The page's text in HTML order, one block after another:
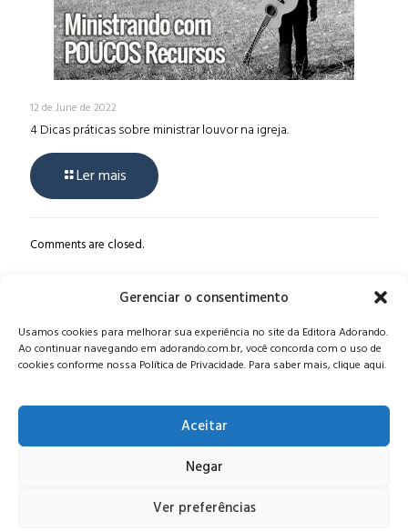
Gerenciar o consentimento
Usamos cookies para melhorar sua experiência no site da Editora Adorando.
Ao continuar navegando em adorando.com.br, você concorda com o uso de
cookies conforme nossa Política de Privacidade. Para saber mais, clique aqui.
Aceitar
Negar
Ver preferências
12 de June de 2022
4 Dicas práticas sobre ministrar louvor na igreja.
Ler mais
Comments are closed.
Alameda Oscar Niemeyer, 1033 – 7º Andar - Portaria 04, Vila da
Serra - Nova Lima/MG, CEP: 34006-065 - MG
CONTATO:editora@adorando.com.br
Consulte nossapolítica de privacidade